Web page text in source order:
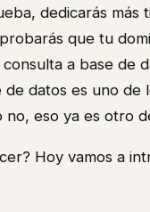
dedicarás
que tu
a base de
datos es uno de
no, eso ya es otro
Hoy vamos a